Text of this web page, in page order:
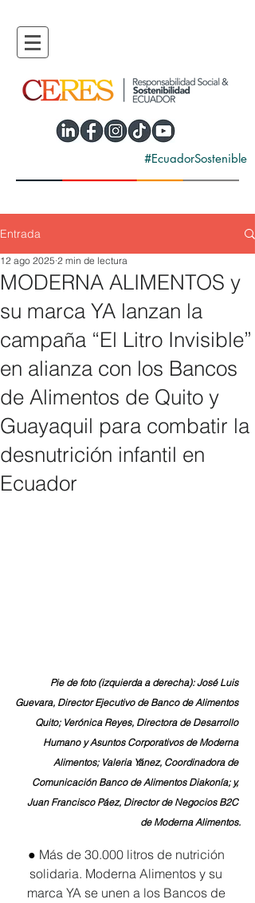
#EcuadorSostenible
Entrada
MODERNA ALIMENTOS y
su marca YA lanzan la
campaña “El Litro Invisible”
en alianza con los Bancos
de Alimentos de Quito y
Guayaquil para combatir la
desnutrición infantil en
Ecuador
12 ago 2025 2 min de lectura
Pie de foto (izquierda a derecha): José Luis
Guevara, Director Ejecutivo de Banco de Alimentos
Quito; Verónica Reyes, Directora de Desarrollo
Humano y Asuntos Corporativos de Moderna
Alimentos; Valeria Yánez, Coordinadora de
Comunicación Banco de Alimentos Diakonía; y,
Juan Francisco Páez, Director de Negocios B2C
de Moderna Alimentos.
● Más de 30.000 litros de nutrición
solidaria. Moderna Alimentos y su
marca YA se unen a los Bancos de